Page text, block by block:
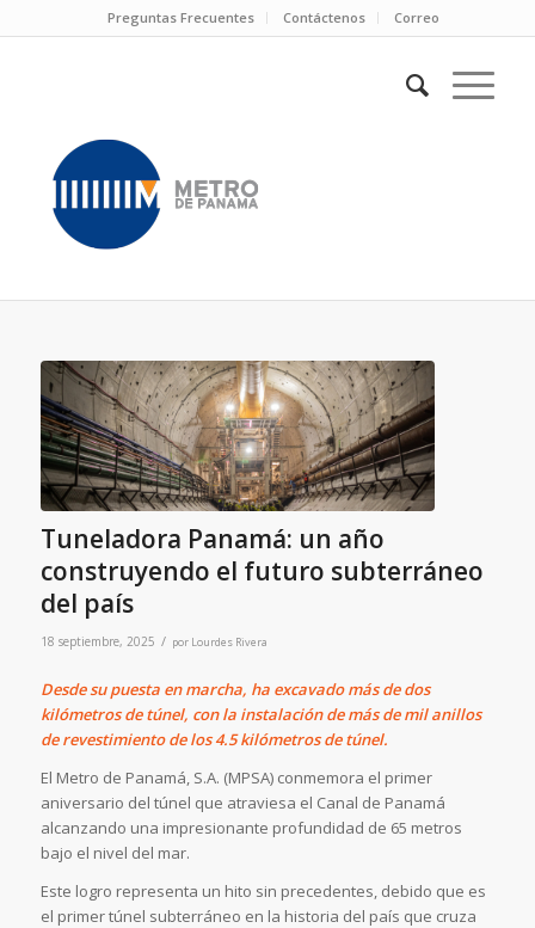
Preguntas Frecuentes Contáctenos Correo
Tuneladora Panamá: un año
construyendo el futuro subterráneo
del país
18 septiembre, 2025 / por Lourdes Rivera
Desde su puesta en marcha, ha excavado más de dos
kilómetros de túnel, con la instalación de más de mil anillos
de revestimiento de los 4.5 kilómetros de túnel.
El Metro de Panamá, S.A. (MPSA) conmemora el primer
aniversario del túnel que atraviesa el Canal de Panamá
alcanzando una impresionante profundidad de 65 metros
bajo el nivel del mar.
Este logro representa un hito sin precedentes, debido que es
el primer túnel subterráneo en la historia del país que cruza